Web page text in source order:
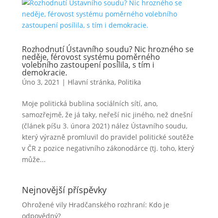
Rozhodnutí Ústavního soudu? Nic hrozného se
neděje, férovost systému poměrného
volebního zastoupení posílila, s tím i
demokracie.
Úno 3, 2021 | Hlavní stránka, Politika
Moje politická bublina sociálních sítí, ano,
samozřejmě, že já taky, neřeší nic jiného, než dnešní
(článek píšu 3. února 2021) nález Ústavního soudu,
který výrazně promluvil do pravidel politické soutěže
v ČR z pozice negativního zákonodárce (tj. toho, který
může...
Nejnovější příspěvky
Ohrožené vily Hradčanského rozhraní: Kdo je
odpovědný?